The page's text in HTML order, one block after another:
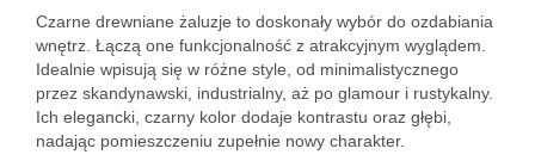
Czarne drewniane żaluzje to doskonały wybór do ozdabiania
wnętrz. Łączą one funkcjonalność z atrakcyjnym wyglądem.
Idealnie wpisują się w różne style, od minimalistycznego
przez skandynawski, industrialny, aż po glamour i rustykalny.
Ich elegancki, czarny kolor dodaje kontrastu oraz głębi,
nadając pomieszczeniu zupełnie nowy charakter.